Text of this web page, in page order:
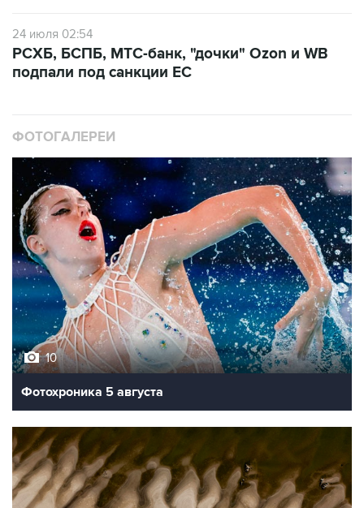
24 июля 02:54
РСХБ, БСПБ, МТС-банк, "дочки" Ozon и WB
подпали под санкции ЕС
ФОТОГАЛЕРЕИ
10
Фотохроника 5 августа